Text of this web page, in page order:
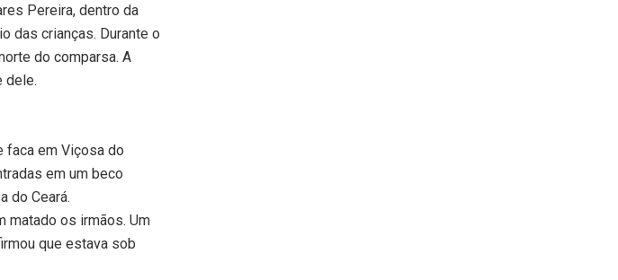
Pereira, dentro da
das crianças. Durante o
do comparsa. A
dele.
faca em Viçosa do
em um beco
do Ceará.
matado os irmãos. Um
que estava sob